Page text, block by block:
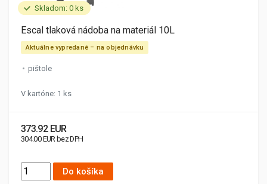
Skladom: 0 ks
Escal tlaková nádoba na materiál 10L
Aktuálne vypredané – na objednávku
pištole
V kartóne: 1 ks
373.92 EUR
304.00 EUR bez DPH
Do košíka